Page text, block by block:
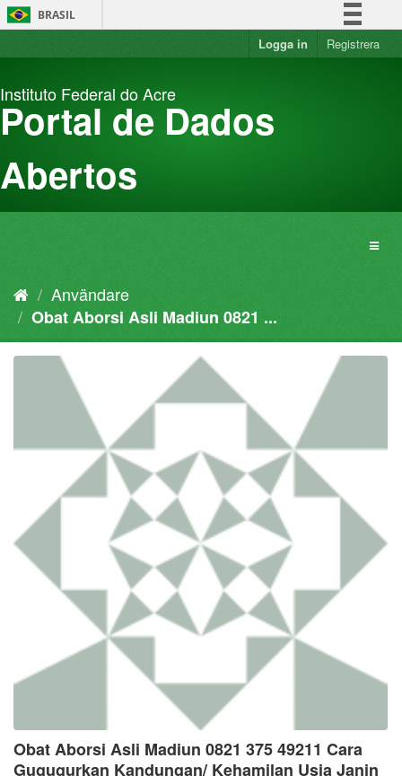
Hoppa
fram
BRASIL
Simplifique!
Acesso à informação
Logga in Registrera
Instituto Federal do Acre
Portal de Dados
Abertos
Användare
Obat Aborsi Asli Madiun 0821 ...
Obat Aborsi Asli Madiun 0821 375 49211 Cara
Gugugurkan Kandungan/ Kehamilan Usia Janin